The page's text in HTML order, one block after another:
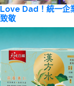
Love Dad！統一企
致敬